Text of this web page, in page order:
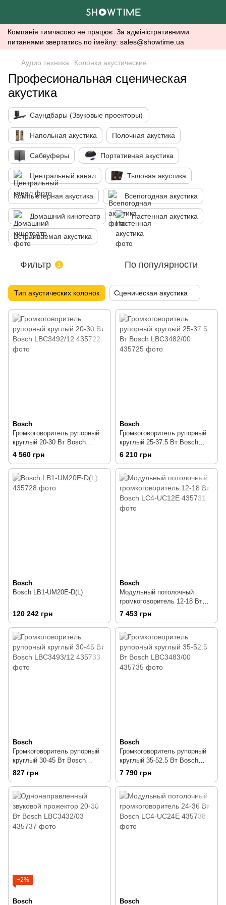
Компанія тимчасово не працює. За адміністративними
питаннями звертатись по імейлу: sales@showtime.ua
Аудио техника Колонки акустические
Професиональная сценическая
акустика
Саундбары (Звуковые проекторы)
Напольная акустика Полочная акустика
Сабвуферы Портативная акустика
Центральный канал Тыловая акустика
Компьютерная акустика Всепогодная акустика
Домашний кинотеатр Настенная акустика
Встраиваемая акустика
Фильтр 1 По популярности
Тип акустических колонок Сценическая акустика
Bosch
Громкоговоритель рупорный
круглый 20-30 Вт Bosch
LBC3492/12
4 560 грн
Bosch
Громкоговоритель рупорный
круглый 25-37.5 Вт Bosch
LBC3482/00
6 210 грн
Bosch
Bosch LB1-UM20E-D(L)
120 242 грн
Bosch
Модульный потолочный
громкоговоритель 12-18 Вт
Bosch LC4-UC12E
7 453 грн
Bosch
Громкоговоритель рупорный
круглый 30-45 Вт Bosch
LBC3493/12
827 грн
Bosch
Громкоговоритель рупорный
круглый 35-52.5 Вт Bosch
LBC3483/00
7 790 грн
−2%
Bosch Bosch